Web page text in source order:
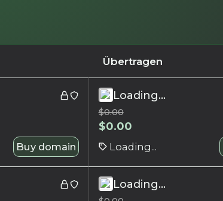
Übertragen
Buy domain
Loading...
$0.00
$0.00
Loading...
Loading...